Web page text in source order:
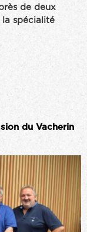
de deux
la spécialité
du Vacherin